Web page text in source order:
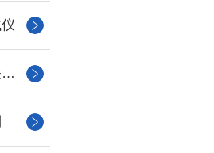
变压器有载分接开关测试仪